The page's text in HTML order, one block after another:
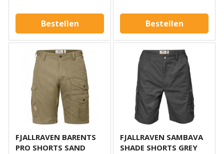
Bestellen Bestellen
FJALLRAVEN BARENTS
PRO SHORTS SAND
FJALLRAVEN SAMBAVA
SHADE SHORTS GREY